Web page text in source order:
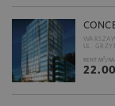
UL.
RENT M2 /M-